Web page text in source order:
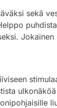
sekä